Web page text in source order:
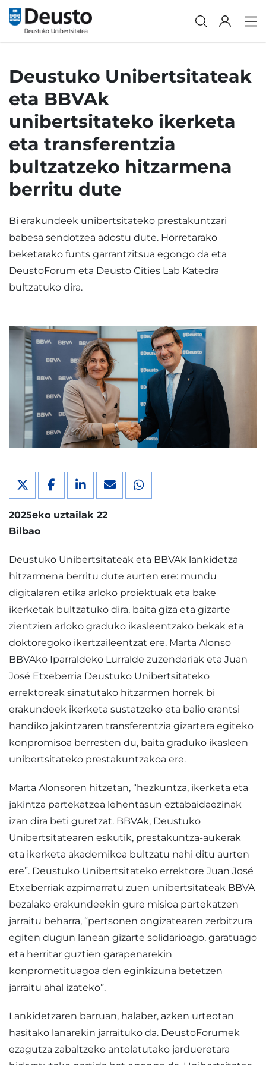
Deustuko Unibertsitateak
eta BBVAk
unibertsitateko ikerketa
eta transferentzia
bultzatzeko hitzarmena
berritu dute
Bi erakundeek unibertsitateko prestakuntzari
babesa sendotzea adostu dute. Horretarako
beketarako funts garrantzitsua egongo da eta
DeustoForum eta Deusto Cities Lab Katedra
bultzatuko dira.
2025eko uztailak 22
Bilbao
Deustuko Unibertsitateak eta BBVAk lankidetza
hitzarmena berritu dute aurten ere: mundu
digitalaren etika arloko proiektuak eta bake
ikerketak bultzatuko dira, baita giza eta gizarte
zientzien arloko graduko ikasleentzako bekak eta
doktoregoko ikertzaileentzat ere. Marta Alonso
BBVAko Iparraldeko Lurralde zuzendariak eta Juan
José Etxeberria Deustuko Unibertsitateko
errektoreak sinatutako hitzarmen horrek bi
erakundeek ikerketa sustatzeko eta balio erantsi
handiko jakintzaren transferentzia gizartera egiteko
konpromisoa berresten du, baita graduko ikasleen
unibertsitateko prestakuntzakoa ere.
Marta Alonsoren hitzetan, “hezkuntza, ikerketa eta
jakintza partekatzea lehentasun eztabaidaezinak
izan dira beti guretzat. BBVAk, Deustuko
Unibertsitatearen eskutik, prestakuntza-aukerak
eta ikerketa akademikoa bultzatu nahi ditu aurten
ere”. Deustuko Unibertsitateko errektore Juan José
Etxeberriak azpimarratu zuen unibertsitateak BBVA
bezalako erakundeekin gure misioa partekatzen
jarraitu beharra, “pertsonen ongizatearen zerbitzura
egiten dugun lanean gizarte solidarioago, garatuago
eta herritar guztien garapenarekin
konprometituagoa den eginkizuna betetzen
jarraitu ahal izateko”.
Lankidetzaren barruan, halaber, azken urteotan
hasitako lanarekin jarraituko da. DeustoForumek
ezagutza zabaltzeko antolatutako jardueretara